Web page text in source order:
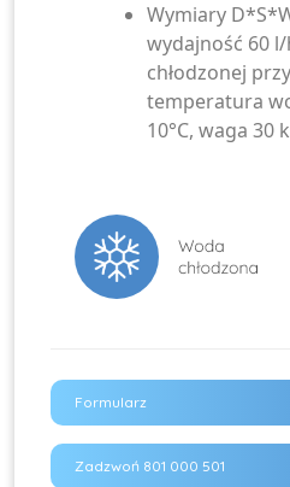
Wymiary
wydajność 60
chłodzonej
temperatura
10°C, waga 30
Formularz
Zadzwoń 801 000 501